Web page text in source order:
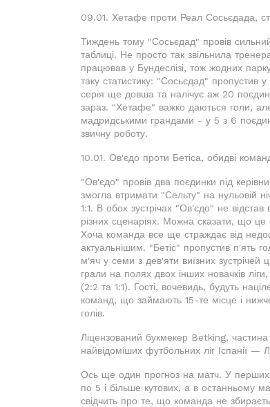
09.01. Хетафе проти Реал Сосьєдада,
Тиждень тому "Сосьєдад" провів
таблиці. Не просто так звільнила
працював у Бундеслізі, тож жодних
таку статистику: "Сосьєдад" пропустив
серія ще довша та налічує аж 20
зараз. "Хетафе" важко даються голи,
мадридськими грандами - у 5 з 6
звичну роботу.
10.01. Ов'єдо проти Бетіса, обидві
"Ов'єдо" провів два поєдинки під
змогла втримати "Сельту" на нульовій
1:1. В обох зустрічах "Ов'єдо" не відстав
різних сценаріях. Можна сказати, що це
Хоча команда все ще страждає від
актуальнішим. "Бетіс" пропустив п'ять
м'яч у семи з дев'яти виїзних зустрічей
грали на полях двох інших новачків
(2:2 та 1:1). Гості, вочевидь, будуть
команд, що займають 15-те місце і
голів.
Ліцензований букмекер Betking,
найвідоміших футбольних ліг Іспанії —
Ось ще один прогноз на матч. У перших
по 5 і більше кутових, а в останньому
свідчить про те, що команда не